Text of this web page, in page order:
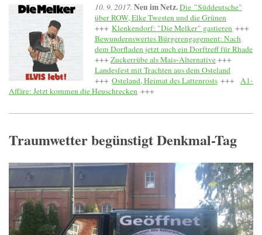
10. 9. 2017. Neu im Netz.Die "Süddeutsche"
über ROW, Elke Twesten und die Grünen
+++ Klenkendorf: "Die Melker" gastieren +++
Bewundernswertes Bürgerengagement: Nach
dem Dorfladen jetzt auch ein Dorftreff für Rhade
+++ Zuckerrübe als Mais-Alternative+++
Landesfest mit Trachten aus dem Osteland
+++ Osteland, Heimat des Lattenrosts +++ A1-
Affäre: Jetzt kommen die Heuschrecken +++
Traumwetter begünstigt Denkmal-Tag